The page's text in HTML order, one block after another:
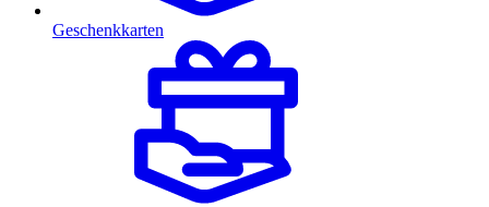
Geschenkkarten